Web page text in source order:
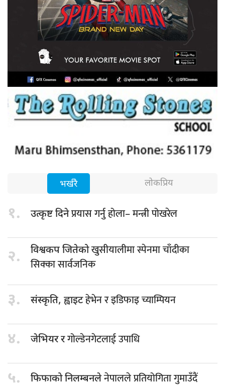
भर्खरै लोकप्रिय
१. उत्कृष्ट दिनेप्रयास गर्नु होला– मन्त्री पोखरेल
२. विश्वकप जितेकोखुसीयालीमा स्पेनमा चाँदीका
सिक्का सार्वजनिक
३. संस्कृति, ह्वाइटहेभेन र इडिफाइ च्याम्पियन
४. जेभियर रगोल्डेनगेटलाई उपाधि
५. फिफाको निलम्बनलेनेपालले प्रतियोगिता गुमाउँदैं